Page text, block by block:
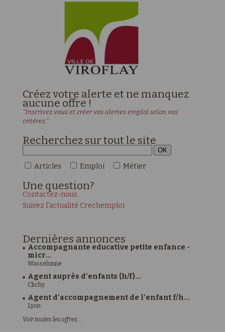
Créez votre alerte et ne manquez
aucune offre !
"Inscrivez vous et créer vos alertes emploi selon vos
critères."
Recherchez sur tout le site
Articles Emploi Métier
Une question?
Contactez-nous
Suivez l'actualité Crechemploi
Dernières annonces
Accompagnante educative petite enfance -
micr...
Wasselonne
Agent auprès d'enfants (h/f)...
Clichy
Agent d’accompagnement de l’enfant f/h...
Lyon
Voir toutes les offres...